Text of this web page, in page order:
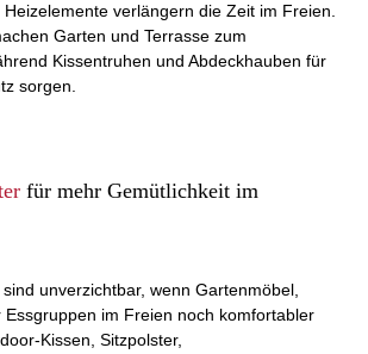
verlängern die Zeit im Freien.
Garten und Terrasse zum
Kissentruhen und Abdeckhauben für
sorgen.
für mehr Gemütlichkeit im
unverzichtbar, wenn Gartenmöbel,
Essgruppen im Freien noch komfortabler
Kissen, Sitzpolster,